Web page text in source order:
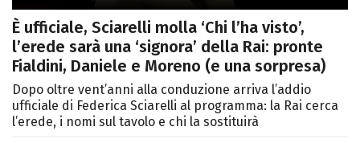
È ufficiale, Sciarelli molla ‘Chi l’ha visto’,
l’erede sarà una ‘signora’ della Rai: pronte
Fialdini, Daniele e Moreno (e una sorpresa)
Dopo oltre vent’anni alla conduzione arriva l’addio
ufficiale di Federica Sciarelli al programma: la Rai cerca
l’erede, i nomi sul tavolo e chi la sostituirà